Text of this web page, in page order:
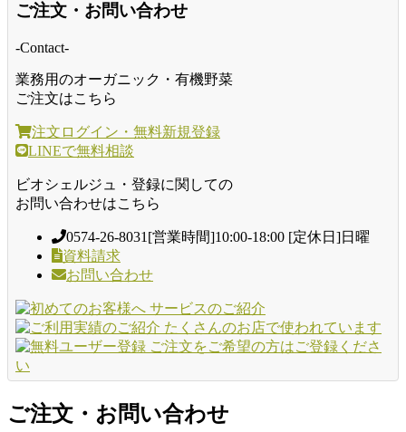
ご注文・お問い合わせ
-Contact-
業務用のオーガニック・有機野菜
ご注文はこちら
注文ログイン・無料新規登録
LINEで無料相談
ビオシェルジュ・登録に関しての
お問い合わせはこちら
0574-26-8031 [営業時間]10:00-18:00 [定休日]日曜
資料請求
お問い合わせ
ご注文・お問い合わせ